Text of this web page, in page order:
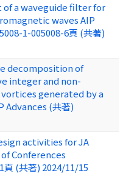
of a waveguide filter for
waves AIP
1-005008-6頁 (共著)
decomposition of
integer and non-
generated by a
Advances (共著)
activities for JA
of Conferences
頁 (共著) 2024/11/15